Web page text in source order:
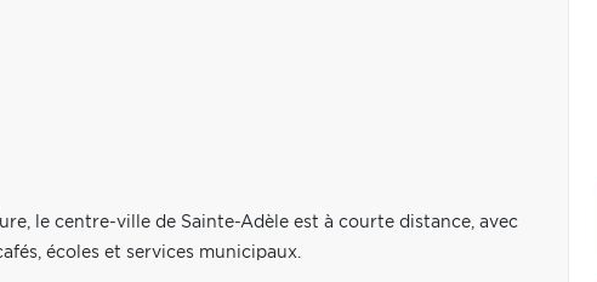
le centre-ville de Sainte-Adèle est à courte distance, avec
écoles et services municipaux.